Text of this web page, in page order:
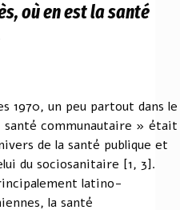
où en est la santé
1970, un peu partout dans le
santé communautaire » était
de la santé publique et
du sociosanitaire [1, 3].
latino-
la santé